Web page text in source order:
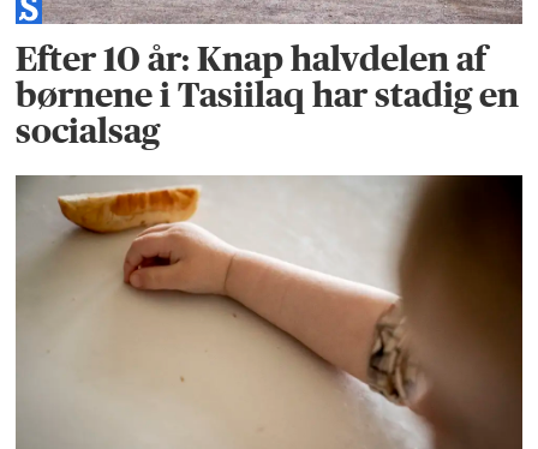
Efter 10 år: Knap halvdelen af
børnene i Tasiilaq har stadig en
socialsag